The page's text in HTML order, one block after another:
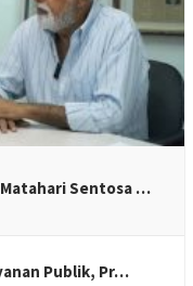
Matahari Sentosa …
Publik, Pr…